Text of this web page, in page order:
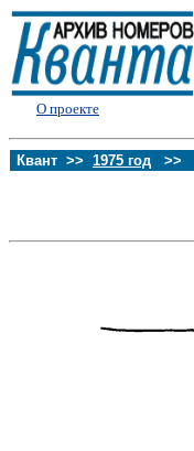
О проекте
Квант >> 1975 год >>